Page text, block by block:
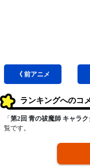
《 前アニメ
ランキングへのコ
「 第2回 青の祓魔師 キャラ
覧です。